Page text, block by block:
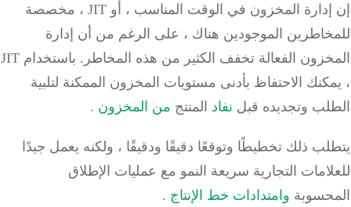
إن إدارة المخزون في الوقت المناسب ، أو JIT ، مخصصة
الموجودين هناك ، على الرغم من أن إدارة
الفعالة تخفف الكثير من هذه المخاطر.
باستخدام JIT
الاحتفاظ بأدنى مستويات المخزون الممكنة لتلبية
وتجديده قبلنفادالمنتجمن المخزون .
ذلك تخطيطًا وتوقعًا دقيقًا ودقيقًا ، ولكنه يعمل جيدًا
التجارية سريعة النمو مع عمليات الإطلاق
وامتدادات خط الإنتاج.